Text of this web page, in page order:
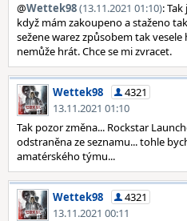
@Wettek98(13.11.2021 01:10):
když mám zakoupeno a staženo
sežene warez způsobem tak
nemůže hrát. Chce se mi zvracet.
Wettek98
4321
13.11.2021 01:10
Tak pozor změna... Rockstar
odstraněna ze seznamu... tohle
amatérského týmu...
Wettek98
4321
13.11.2021 00:11